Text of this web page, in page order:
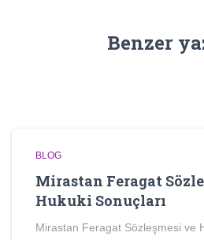
Benzer
BLOG
Mirastan Feragat
Hukuki Sonuçları
Mirastan Feragat Sözleşmesi ve